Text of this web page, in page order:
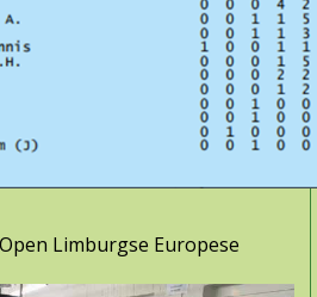
Limburgse Europese